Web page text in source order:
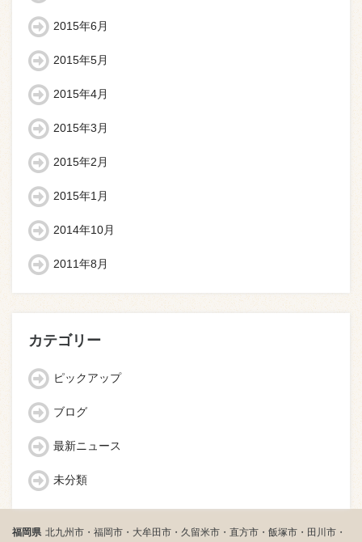
2015年6月
2015年5月
2015年4月
2015年3月
2015年2月
2015年1月
2014年10月
2011年8月
カテゴリー
ピックアップ
ブログ
最新ニュース
未分類
福岡県 北九州市・福岡市・大牟田市・久留米市・直方市・飯塚市・田川市・